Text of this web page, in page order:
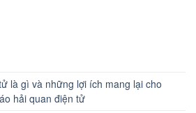
là gì và những lợi ích mang lại cho
hải quan điện tử